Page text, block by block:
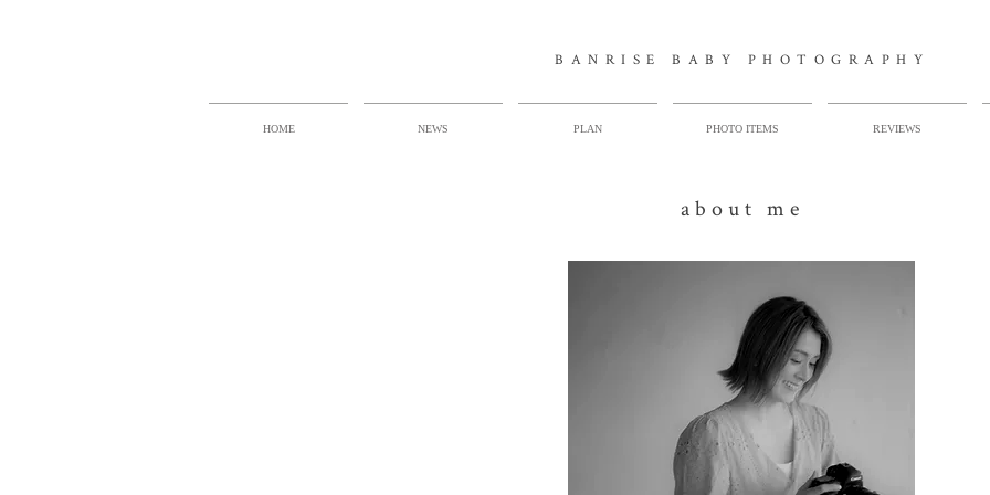
BANRISE BABY PHOTOGRAPHY
HOME NEWS PLAN PHOTO ITEMS REVIEWS
about me